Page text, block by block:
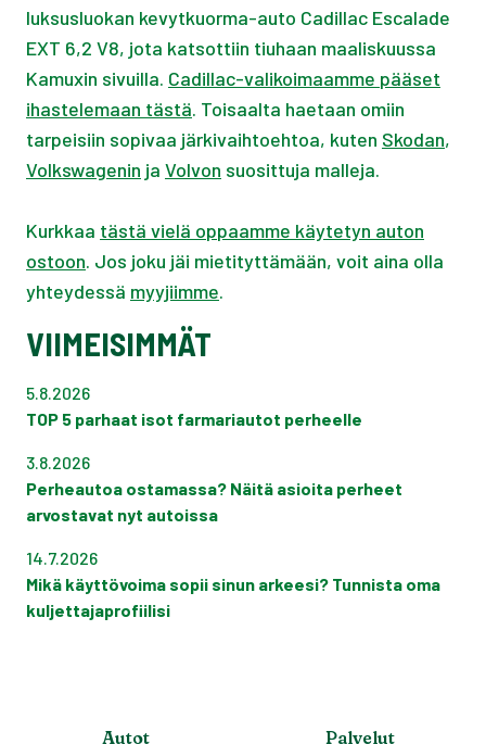
luksusluokan kevytkuorma-auto Cadillac Escalade
EXT 6,2 V8, jota katsottiin tiuhaan maaliskuussa
Kamuxin sivuilla. Cadillac-valikoimaamme pääset
ihastelemaan tästä. Toisaalta haetaan omiin
tarpeisiin sopivaa järkivaihtoehtoa, kuten Skodan,
Volkswagenin ja Volvon suosittuja malleja.
Kurkkaa tästä vielä oppaamme käytetyn auton
ostoon. Jos joku jäi mietityttämään, voit aina olla
yhteydessä myyjiimme.
VIIMEISIMMÄT
5.8.2026
TOP 5 parhaat isot farmariautot perheelle
3.8.2026
Perheautoa ostamassa? Näitä asioita perheet
arvostavat nyt autoissa
14.7.2026
Mikä käyttövoima sopii sinun arkeesi? Tunnista oma
kuljettajaprofiilisi
Autot Palvelut